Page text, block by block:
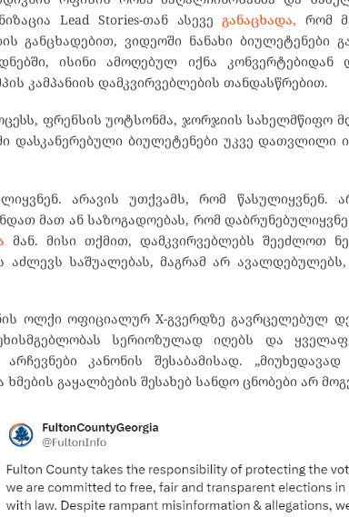
Lead Stories-თან ასევე განაცხადა, რომ
განცხადებით, ვიდეოში ნანახი ბიულეტენები
ისინი ამოღებულ იქნა კონვერტებიდან
კამპანიის დამკვირვებლების თანდასწრებით.
ფრენსის უოტსონმა, ჯორჯიის სახელმწიფო
დასკანერებული ბიულეტენები უკვე დათვლილი
არავის უთქვამს, რომ
მათ ან საზოგადოებას, რომ
მან. მისი თქმით, დამკვირვებლებს შეეძლოთ
აძლევს საშუალებას, მაგრამ არ
ოლქი ოფიციალურ X-გვერდზე გავრცელებულ
სერიოზულად იღებს და
კანონის შესაბამისად.
გაყალბების შესახებ სანდო ცნობები არ